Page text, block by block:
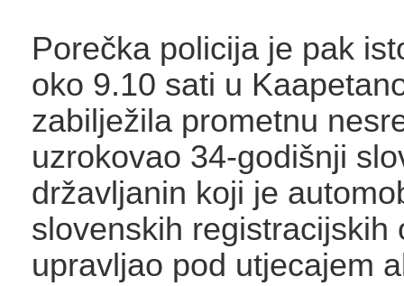
Porečka policija je pak
oko 9.10 sati u
zabilježila prometnu
uzrokovao 34-godišnji
državljanin koji je
slovenskih registracijskih
upravljao pod utjecajem